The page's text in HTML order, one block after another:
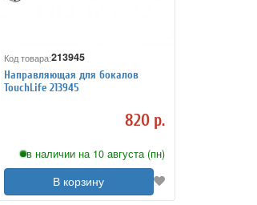
Код товара:213945
Направляющая для бокалов
TouchLife 213945
820 р.
в наличии на 10 августа (пн)
В корзину